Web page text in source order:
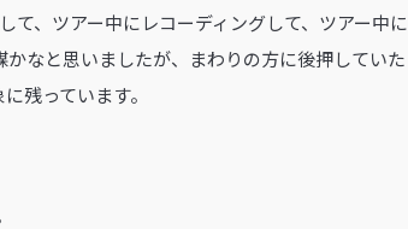
て、ツアー中にレコーディングして、ツアー中に
なと思いましたが、まわりの方に後押していた
残っています。